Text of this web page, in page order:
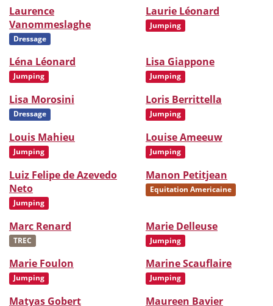
Laurence
Vanommeslaghe
Dressage
Laurie Léonard
Jumping
Léna Léonard
Jumping
Lisa Giappone
Jumping
Lisa Morosini
Dressage
Loris Berrittella
Jumping
Louis Mahieu
Jumping
Louise Ameeuw
Jumping
Luiz Felipe de Azevedo
Neto
Jumping
Manon Petitjean
Equitation Americaine
Marc Renard
TREC
Marie Delleuse
Jumping
Marie Foulon
Jumping
Marine Scauflaire
Jumping
Matyas Gobert Maureen Bavier